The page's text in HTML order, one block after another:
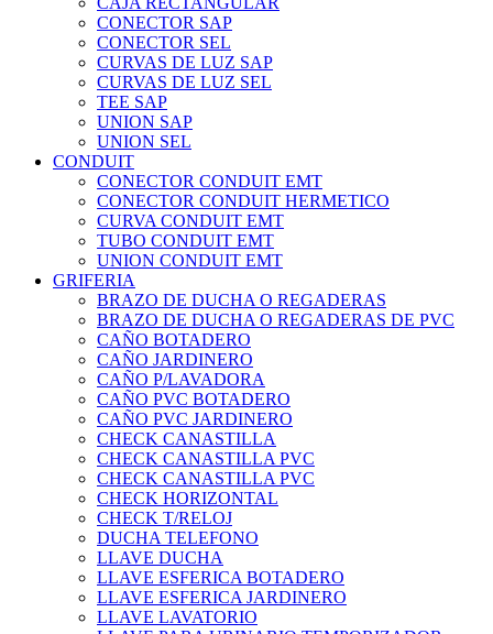
CONECTOR SAP
CONECTOR SEL
CURVAS DE LUZ SAP
CURVAS DE LUZ SEL
TEE SAP
UNION SAP
UNION SEL
CONDUIT
CONECTOR CONDUIT EMT
CONECTOR CONDUIT HERMETICO
CURVA CONDUIT EMT
TUBO CONDUIT EMT
UNION CONDUIT EMT
GRIFERIA
BRAZO DE DUCHA O REGADERAS
BRAZO DE DUCHA O REGADERAS DE PVC
CAÑO BOTADERO
CAÑO JARDINERO
CAÑO P/LAVADORA
CAÑO PVC BOTADERO
CAÑO PVC JARDINERO
CHECK CANASTILLA
CHECK CANASTILLA PVC
CHECK CANASTILLA PVC
CHECK HORIZONTAL
CHECK T/RELOJ
DUCHA TELEFONO
LLAVE DUCHA
LLAVE ESFERICA BOTADERO
LLAVE ESFERICA JARDINERO
LLAVE LAVATORIO